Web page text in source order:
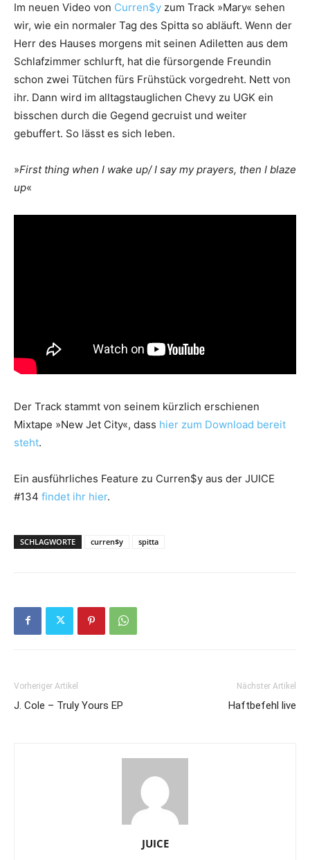
Im neuen Video von Curren$y zum Track »Mary« sehen
wir, wie ein normaler Tag des Spitta so abläuft. Wenn der
Herr des Hauses morgens mit seinen Adiletten aus dem
Schlafzimmer schlurft, hat die fürsorgende Freundin
schon zwei Tütchen fürs Frühstück vorgedreht. Nett von
ihr. Dann wird im alltagstauglichen Chevy zu UGK ein
bisschen durch die Gegend gecruist und weiter
gebuffert. So lässt es sich leben.
»First thing when I wake up/ I say my prayers, then I blaze
up«
Der Track stammt von seinem kürzlich erschienen
Mixtape »New Jet City«, dass hier zum Download bereit
steht.
Ein ausführliches Feature zu Curren$y aus der JUICE
#134 findet ihr hier.
SCHLAGWORTE curren$y spitta
Vorheriger Artikel
J. Cole – Truly Yours EP
Nächster Artikel
Haftbefehl live
JUICE